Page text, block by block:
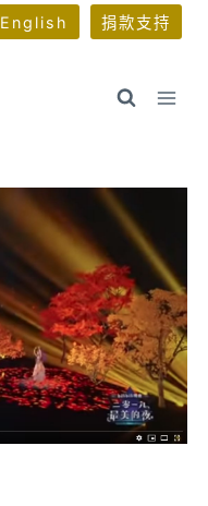
English 捐款支持